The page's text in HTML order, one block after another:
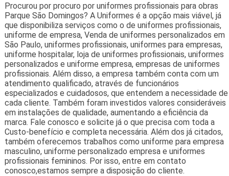
Procurou por procuro por uniformes profissionais para obras
Parque São Domingos? A Uniformes é a opção mais viável, já
que disponibiliza serviços como o de uniformes profissionais,
uniforme de empresa, Venda de uniformes personalizados em
São Paulo, uniformes profissionais, uniformes para empresas,
uniforme hospitalar, loja de uniformes profissionais, uniformes
personalizados e uniforme empresa, empresas de uniformes
profissionais. Além disso, a empresa também conta com um
atendimento qualificado, através de funcionários
especializados e cuidadosos, que entendem a necessidade de
cada cliente. Também foram investidos valores consideráveis
em instalações de qualidade, aumentando a eficiência da
marca. Fale conosco e solicite já o que precisa com toda a
Custo-benefício e completa necessária. Além dos já citados,
também oferecemos trabalhos como uniforme para empresa
masculino, uniforme personalizado empresa e uniformes
profissionais femininos. Por isso, entre em contato
conosco,estamos sempre a disposição do cliente.